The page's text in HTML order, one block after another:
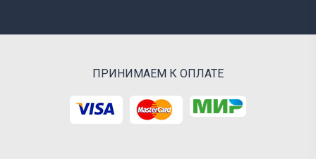
ПРИНИМАЕМ К ОПЛАТЕ